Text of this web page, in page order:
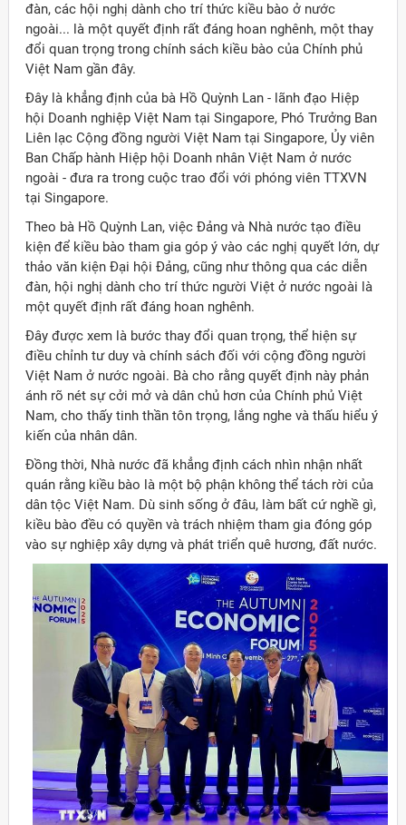
Việt Nam ở nước ngoài
đàn, các hội nghị dành cho trí thức kiều bào ở nước
ngoài... là một quyết định rất đáng hoan nghênh, một thay
đổi quan trọng trong chính sách kiều bào của Chính phủ
Việt Nam gần đây.
Đây là khẳng định của bà Hồ Quỳnh Lan - lãnh đạo Hiệp
hội Doanh nghiệp Việt Nam tại Singapore, Phó Trưởng Ban
Liên lạc Cộng đồng người Việt Nam tại Singapore, Ủy viên
Ban Chấp hành Hiệp hội Doanh nhân Việt Nam ở nước
ngoài - đưa ra trong cuộc trao đổi với phóng viên TTXVN
tại Singapore.
Theo bà Hồ Quỳnh Lan, việc Đảng và Nhà nước tạo điều
kiện để kiều bào tham gia góp ý vào các nghị quyết lớn, dự
thảo văn kiện Đại hội Đảng, cũng như thông qua các diễn
đàn, hội nghị dành cho trí thức người Việt ở nước ngoài là
một quyết định rất đáng hoan nghênh.
Đây được xem là bước thay đổi quan trọng, thể hiện sự
điều chỉnh tư duy và chính sách đối với cộng đồng người
Việt Nam ở nước ngoài. Bà cho rằng quyết định này phản
ánh rõ nét sự cởi mở và dân chủ hơn của Chính phủ Việt
Nam, cho thấy tinh thần tôn trọng, lắng nghe và thấu hiểu ý
kiến của nhân dân.
Đồng thời, Nhà nước đã khẳng định cách nhìn nhận nhất
quán rằng kiều bào là một bộ phận không thể tách rời của
dân tộc Việt Nam. Dù sinh sống ở đâu, làm bất cứ nghề gì,
kiều bào đều có quyền và trách nhiệm tham gia đóng góp
vào sự nghiệp xây dựng và phát triển quê hương, đất nước.